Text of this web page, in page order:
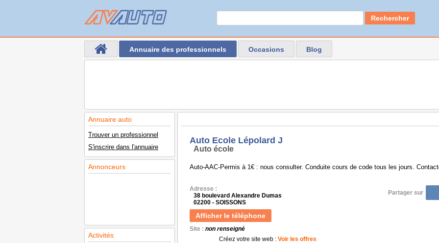
Rechercher
Annuaire des professionnels Occasions Blog
Annuaire auto
Trouver un professionnel
S'inscrire dans l'annuaire
Annonceurs
Activités
Auto Ecole Lépolard J
Auto école
Auto-AAC-Permis à 1€ : nous consulter. Conduite cours de code tous les jours.
Adresse :
38 boulevard Alexandre Dumas
02200 - SOISSONS
Afficher le téléphone
Site : non renseigné
Créez votre site web : Voir les offres
Partager sur